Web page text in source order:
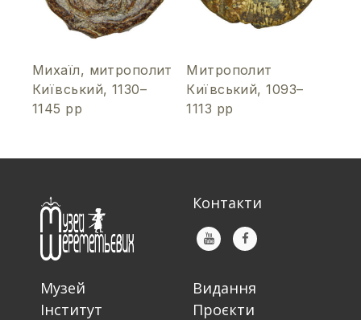
Михаїл, митрополит
Київський, 1130–
1145 рр
Митрополит
Київський, 1093–
1113 рр
Контакти
Музей
Інститут
Видання
Проєкти